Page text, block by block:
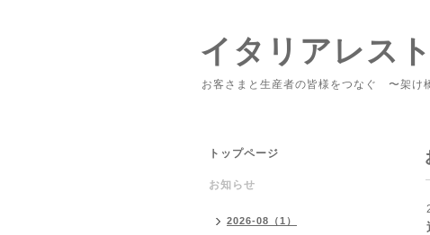
イタリアレス
お客さまと生産者の皆様をつなぐ 〜架
トップページ
お知らせ
2026-08（1）